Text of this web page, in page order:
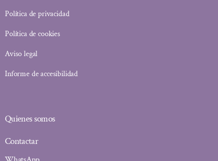
Política de privacidad
Política de cookies
Aviso legal
Informe de accesibilidad
Quienes somos
Contactar